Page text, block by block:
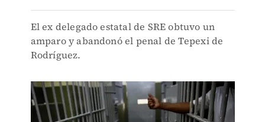
El ex delegado estatal de SRE obtuvo un
amparo y abandonó el penal de Tepexi de
Rodríguez.